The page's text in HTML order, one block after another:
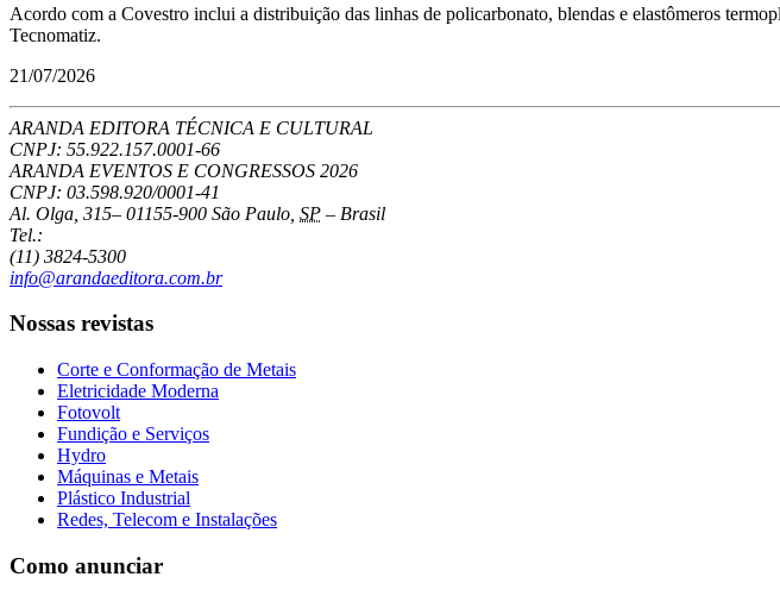
Acordo com a Covestro inclui a distribuição das linhas de policarbonato, blendas e elastômeros
Tecnomatiz.
21/07/2026
ARANDA EDITORA TÉCNICA E CULTURAL
CNPJ: 55.922.157.0001-66
ARANDA EVENTOS E CONGRESSOS 2026
CNPJ: 03.598.920/0001-41
Al. Olga, 315– 01155-900 São Paulo SP – Brasil
Tel.:
(11) 3824-5300
info@arandaeditora.com.br
Nossas revistas
Corte e Conformação de Metais
Eletricidade Moderna
Fotovolt
Fundição e Serviços
Hydro
Máquinas e Metais
Plástico Industrial
Redes, Telecom e Instalações
Como anunciar